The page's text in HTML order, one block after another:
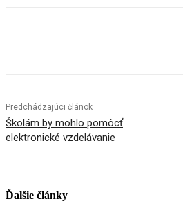
Predchádzajúci článok
Školám by mohlo pomôcť
elektronické vzdelávanie
Ďalšie články